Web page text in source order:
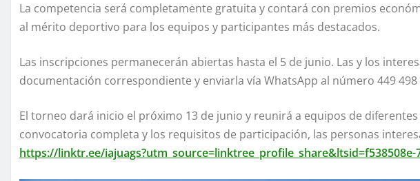
La competencia será completamente gratuita y contará con premios
al mérito deportivo para los equipos y participantes más destacados.
Las inscripciones permanecerán abiertas hasta el 5 de junio. Las y los
documentación correspondiente y enviarla vía WhatsApp al número 449 498
El torneo dará inicio el próximo 13 de junio y reunirá a equipos de
convocatoria completa y los requisitos de participación, las personas
https://linktr.ee/iajuags?utm_source=linktree_profile_share&ltsid=f538508e-